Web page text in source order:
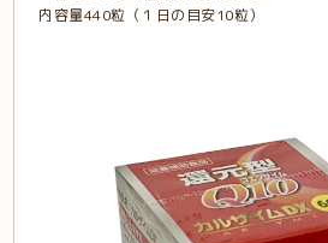
内容量440粒（１日の目安10粒）